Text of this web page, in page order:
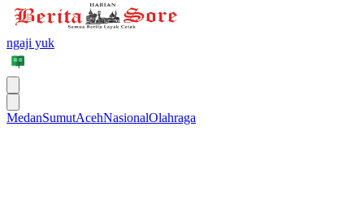
ngaji yuk
MedanSumutAcehNasionalOlahraga